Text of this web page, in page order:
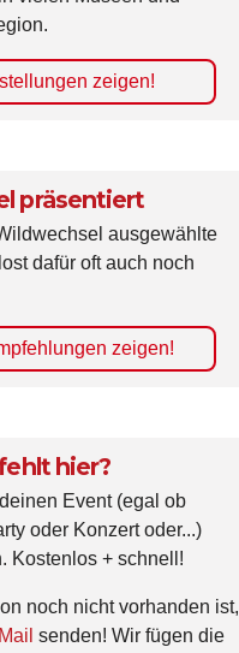
zeigen!
präsentiert
ausgewählte
dafür oft auch noch
zeigen!
hier?
Event (egal ob
oder Konzert oder...)
Kostenlos + schnell!
noch nicht vorhanden ist,
senden! Wir fügen die